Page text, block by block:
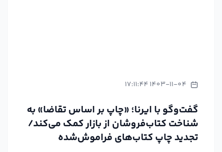
1403-11-04 17:11:44
گفت‌وگو با ایرنا؛ «چاپ بر اساس تقاضا» به
شناخت کتاب‌فروشان از بازار کمک می‌کند/
تجدید چاپ کتاب‌های فراموش‌شده